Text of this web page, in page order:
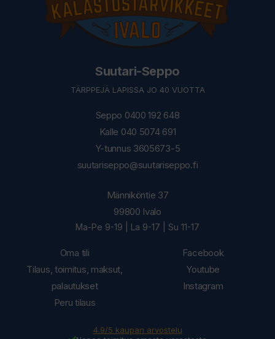
Suutari-Seppo
TÄRPPEJÄ LAPISSA JO 40 VUOTTA
Seppo 0400 192 648
Kalle 040 5074 691
Y-tunnus 3605673-5
suutariseppo@suutariseppo.fi
Oma tili
Tilaus, toimitus, maksut,
palautukset
Peru tilaus
Männiköntie 37
99800 Ivalo
Ma-Pe 9-19 | La 9-17 | Su 11-17
Facebook
Youtube
Instagram
4.9/5 kaupan arvostelu